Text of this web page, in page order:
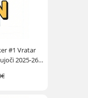
#1 Vratar
2025-26